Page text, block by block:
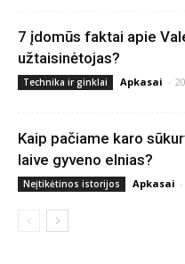
7 įdomūs faktai apie
užtaisinėtojas?
Technika ir ginklai Apkasai -
Kaip pačiame karo
laive gyveno elnias?
Neįtikėtinos istorijos Apkasai -